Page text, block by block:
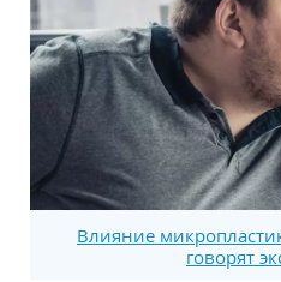
Влияние
говорят